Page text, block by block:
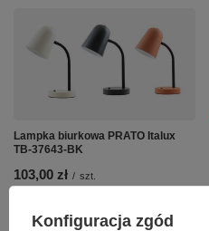
Lampka biurkowa PRATO Italux
TB-37643-BK
103,00 zł / szt.
Konfiguracja zgód